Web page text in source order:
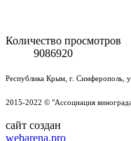
Количество просмотров
9086920
Республика Крым, г. Симферополь,
2015-2022 © "Ассоциация
сайт создан
webarena.pro